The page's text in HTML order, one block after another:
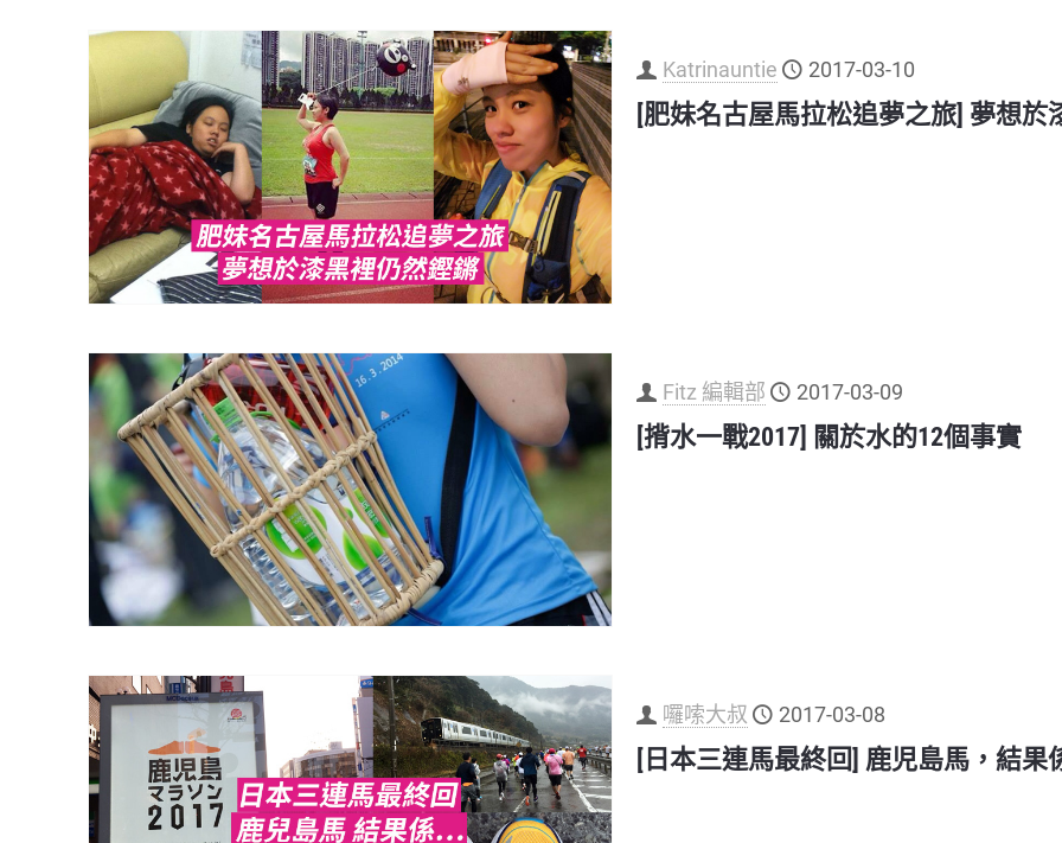
Katrinauntie 2017-03-10
[肥妹名古屋馬拉松追夢之旅] 夢想於
Fitz 編輯部 2017-03-09
[揹水一戰2017] 關於水的12個事實
囉嗦大叔 2017-03-08
[日本三連馬最終回] 鹿児島馬，結果